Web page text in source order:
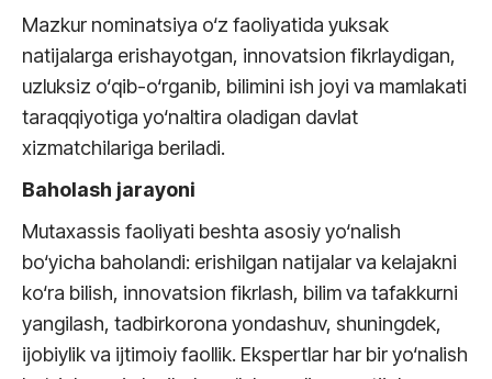
Mazkur nominatsiya o‘z faoliyatida yuksak
natijalarga erishayotgan, innovatsion fikrlaydigan,
uzluksiz o‘qib-o‘rganib, bilimini ish joyi va mamlakati
taraqqiyotiga yo‘naltira oladigan davlat
xizmatchilariga beriladi.
Baholash jarayoni
Mutaxassis faoliyati beshta asosiy yo‘nalish
bo‘yicha baholandi: erishilgan natijalar va kelajakni
ko‘ra bilish, innovatsion fikrlash, bilim va tafakkurni
yangilash, tadbirkorona yondashuv, shuningdek,
ijobiylik va ijtimoiy faollik. Ekspertlar har bir yo‘nalish